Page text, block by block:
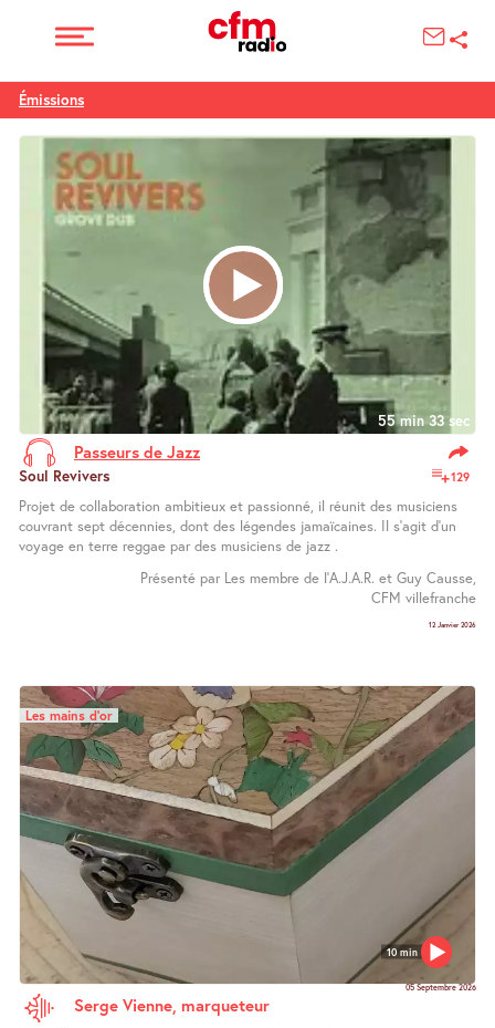
Émissions
55 min 33 sec
Passeurs de Jazz
129
Soul Revivers
Projet de collaboration ambitieux et passionné, il réunit des musiciens
couvrant sept décennies, dont des légendes jamaïcaines. Il s’agit d’un
voyage en terre reggae par des musiciens de jazz .
Présenté par Les membre de l’A.J.A.R. et Guy Causse,
CFM villefranche
12 Janvier 2026
10 min
Les mains d’or
05 Septembre 2026
Serge Vienne, marqueteur